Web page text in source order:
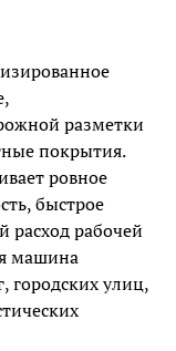
разметки
покрытия.
ровное
быстрое
рабочей
машина
городских улиц,